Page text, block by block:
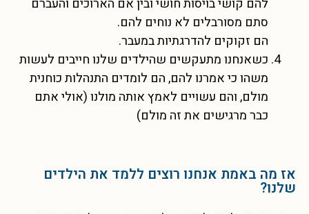
להם קושי בויסות חושי ובין אם הארוכים והעברם
סתם מסורבלים לא נוחים להם.
הם זקוקים להדרגתיות במעבר.
כשאנחנו מתעקשים שהילדים שלנו חייבים לעשות
משהו כי אמרנו להם, הם לומדים התנהלות כוחנית
מולם, והם עשויים לאמץ אותה מולנו (אולי אתם
כבר מרגישים את זה מולם)
אז מה באמת אנחנו רוצים ללמד את הילדים
שלנו?